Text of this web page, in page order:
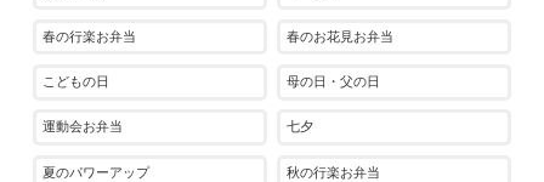
春の行楽お弁当 春のお花見お弁当
こどもの日 母の日・父の日
運動会お弁当 七夕
夏のパワーアップ 秋の行楽お弁当